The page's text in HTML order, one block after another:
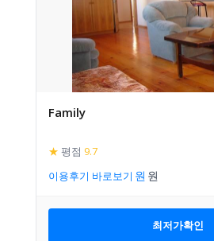
Family
★ 평점 9.7
이용후기 바로보기
최저가확인